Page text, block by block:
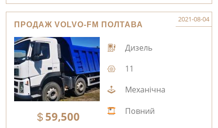
ПРОДАЖ VOLVO-FM ПОЛТАВА
2021-08-04
59,500
Дизель
11
Механічна
Повний